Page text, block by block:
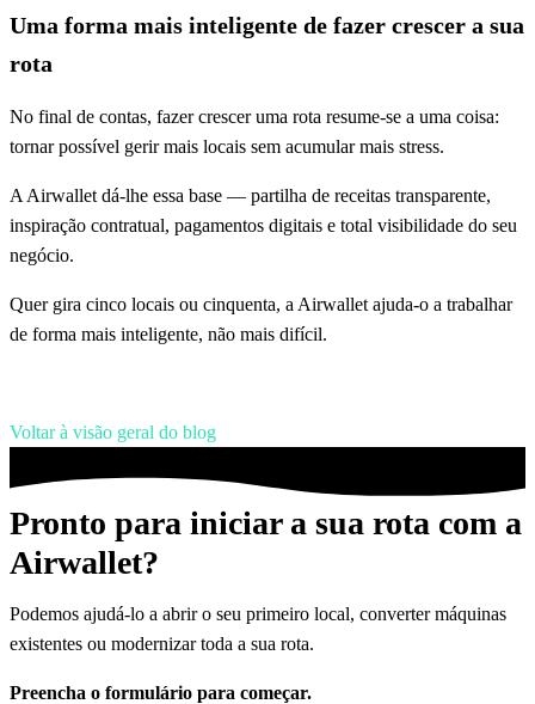
Uma forma mais inteligente de fazer crescer a sua
rota
No final de contas, fazer crescer uma rota resume-se a uma coisa:
tornar possível gerir mais locais sem acumular mais stress.
A Airwallet dá-lhe essa base — partilha de receitas transparente,
inspiração contratual, pagamentos digitais e total visibilidade do seu
negócio.
Quer gira cinco locais ou cinquenta, a Airwallet ajuda-o a trabalhar
de forma mais inteligente, não mais difícil.
Voltar à visão geral do blog
Pronto para iniciar a sua rota com a
Airwallet?
Podemos ajudá-lo a abrir o seu primeiro local, converter máquinas
existentes ou modernizar toda a sua rota.
Preencha o formulário para começar.